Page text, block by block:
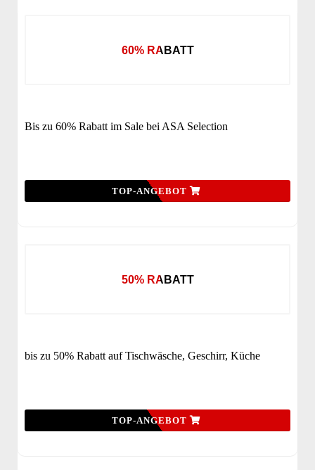
60% RABATT
Bis zu 60% Rabatt im Sale bei ASA Selection
TOP-ANGEBOT
50% RABATT
bis zu 50% Rabatt auf Tischwäsche, Geschirr, Küche
TOP-ANGEBOT